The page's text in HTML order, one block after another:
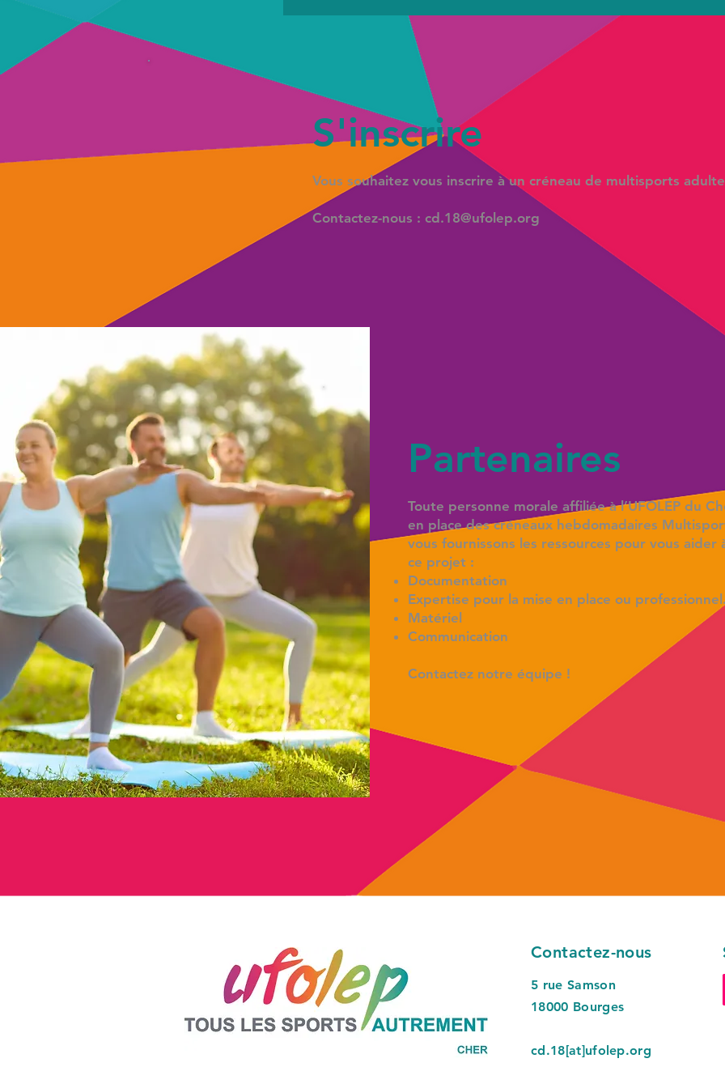
S'inscrire
Vous souhaitez vous inscrire à un créneau de multisports
Contactez-nous : cd.18@ufolep.org
Partenaires
Toute personne morale affiliée à l’UFOLEP du
en place des créneaux hebdomadaires
vous fournissons les ressources pour vous aider
ce projet :
Documentation
Expertise pour la mise en place ou
Matériel
Communication
Contactez notre équipe !
Contactez-nous
5 rue Samson
18000 Bourges
cd.18[at]ufolep.org